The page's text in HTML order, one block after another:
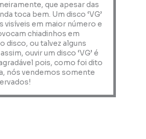
que apesar das
toca bem. Um disco ‘VG’
visíveis em maior número e
chiadinhos em
disco, ou talvez alguns
ouvir um disco ‘VG’ é
pois, como foi dito
nós vendemos somente